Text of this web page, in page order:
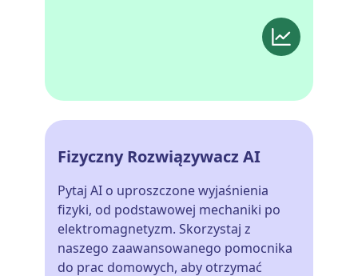
Fizyczny Rozwiązywacz AI
Pytaj AI o uproszczone wyjaśnienia
fizyki, od podstawowej mechaniki po
elektromagnetyzm. Skorzystaj z
naszego zaawansowanego pomocnika
do prac domowych, aby otrzymać